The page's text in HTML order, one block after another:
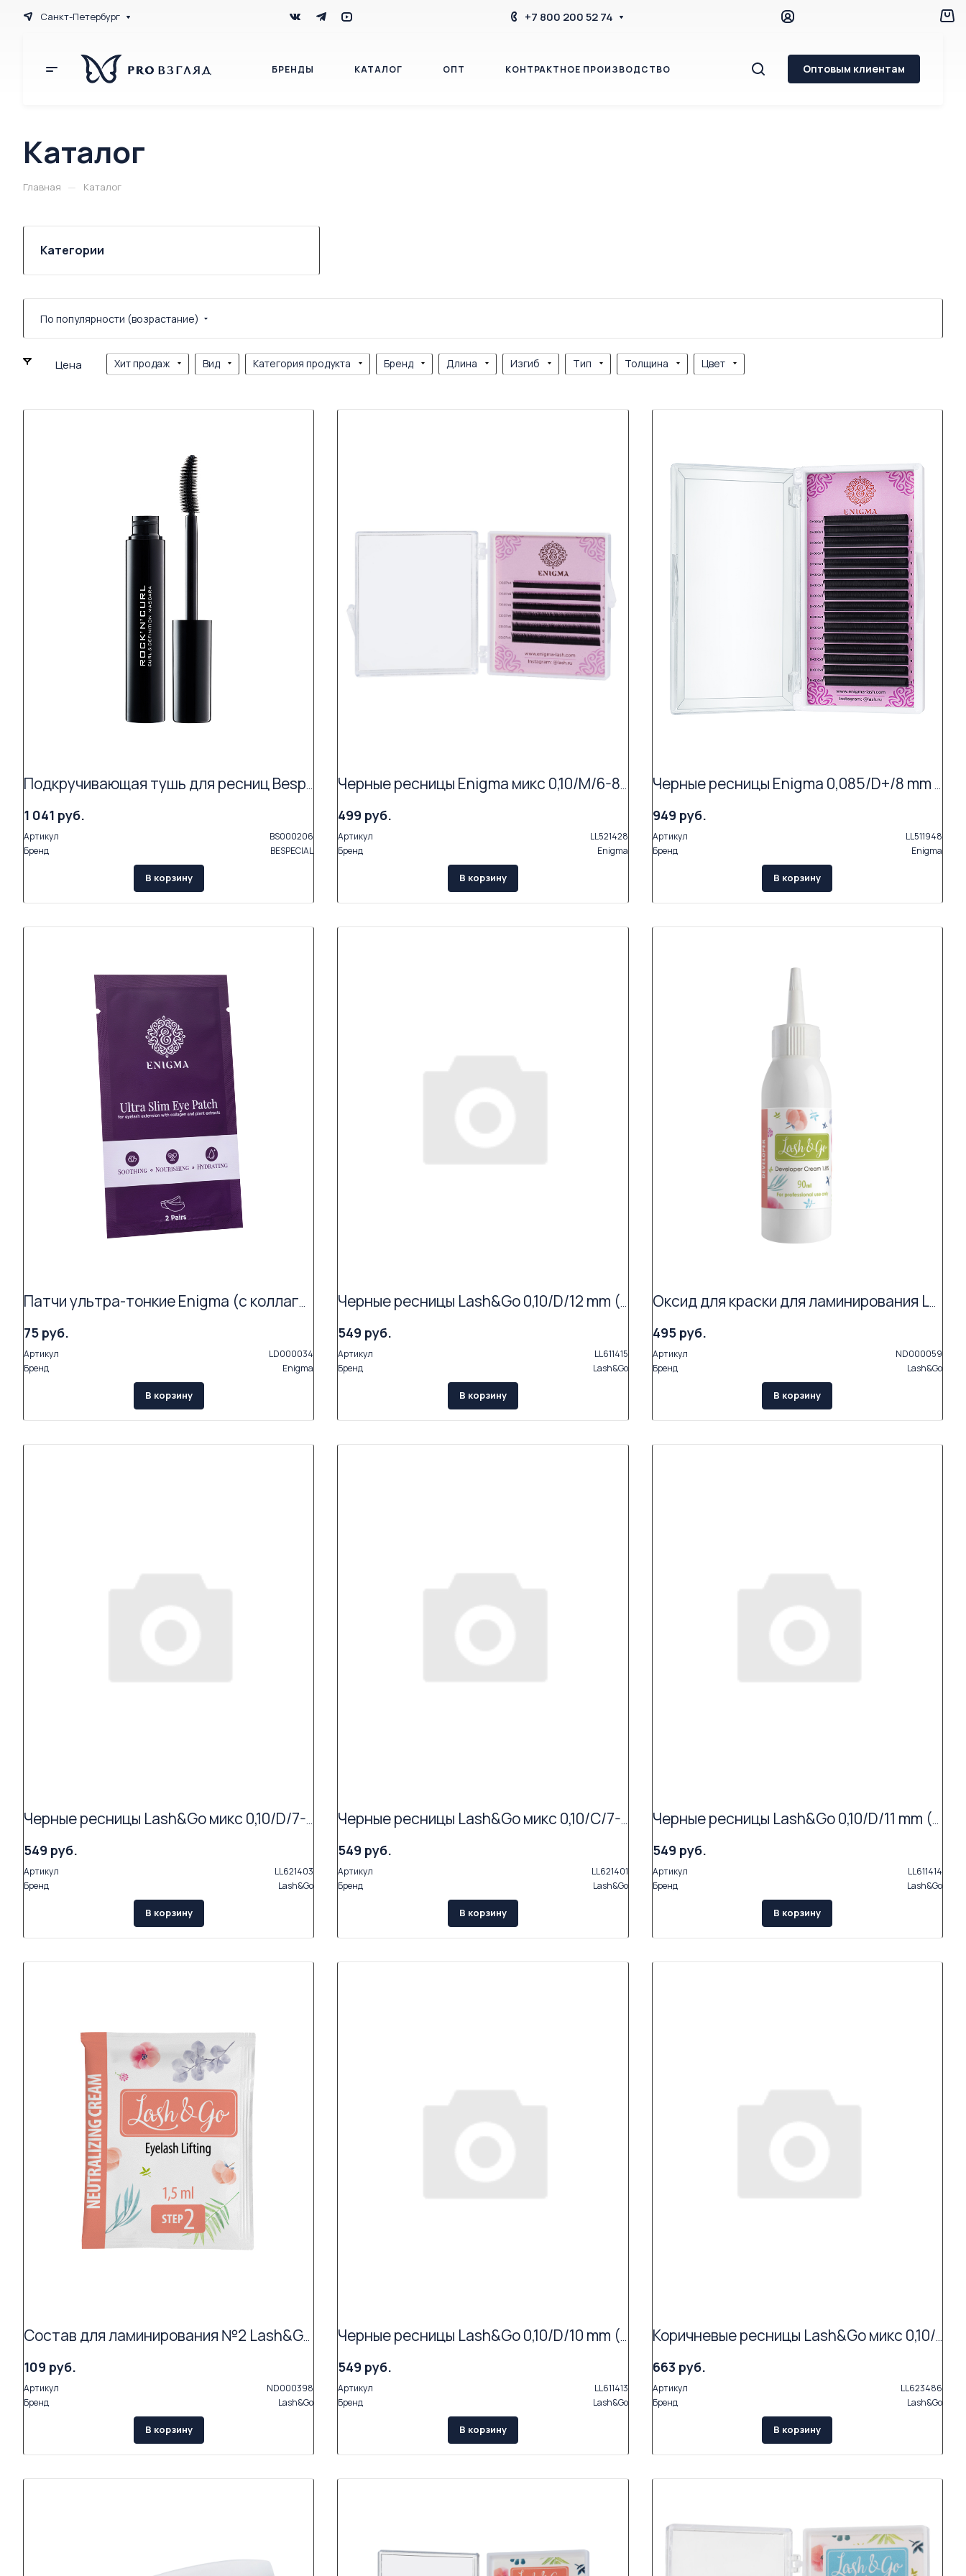
Санкт-Петербург +7 800 200 52 74
БРЕНДЫ КАТАЛОГ ОПТ КОНТРАКТНОЕ ПРОИЗВОДСТВО Оптовым клиентам
Каталог
Главная — Каталог
Категории
По популярности (возрастание)
Цена Хит продаж Вид Категория продукта Бренд Длина Изгиб Тип Толщина Цвет
Подкручивающая тушь для ресниц Bespecial «ROCK'N'CURL» (цвет coal black 01)
1 041 руб.
Артикул
BS000206
Бренд
BESPECIAL
В корзину
Черные ресницы Enigma микс 0,10/M/6-8 mm (6 линий)
499 руб.
Артикул
LL521428
Бренд
Enigma
В корзину
Черные ресницы Enigma 0,085/D+/8 mm + (16 линий)
949 руб.
Артикул
LL511948
Бренд
Enigma
В корзину
Патчи ультра-тонкие Enigma (с коллагеном и экстрактами растений, 2 пары в упаковке)
75 руб.
Артикул
LD000034
Бренд
Enigma
В корзину
Черные ресницы Lash&Go 0,10/D/12 mm (16 линий)
549 руб.
Артикул
LL611415
Бренд
Lash&Go
В корзину
Оксид для краски для ламинирования Lash&Go
495 руб.
Артикул
ND000059
Бренд
Lash&Go
В корзину
Черные ресницы Lash&Go микс 0,10/D/7-14 mm (16 линий)
549 руб.
Артикул
LL621403
Бренд
Lash&Go
В корзину
Черные ресницы Lash&Go микс 0,10/C/7-14 mm (16 линий)
549 руб.
Артикул
LL621401
Бренд
Lash&Go
В корзину
Черные ресницы Lash&Go 0,10/D/11 mm (16 линий)
549 руб.
Артикул
LL611414
Бренд
Lash&Go
В корзину
Состав для ламинирования №2 Lash&Go Neutralizing Cream в саше (1,5 мл) АКЦИЯ (Exp.09.26)
109 руб.
Артикул
ND000398
Бренд
Lash&Go
В корзину
Черные ресницы Lash&Go 0,10/D/10 mm (16 линий)
549 руб.
Артикул
LL611413
Бренд
Lash&Go
В корзину
Коричневые ресницы Lash&Go микс 0,10/C/6-14 mm "Мокка" (17 линий)
663 руб.
Артикул
LL623486
Бренд
Lash&Go
В корзину